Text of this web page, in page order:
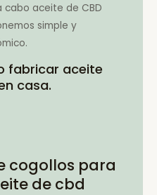
cabo aceite de CBD
simple y
fabricar aceite
casa.
cogollos para
de cbd